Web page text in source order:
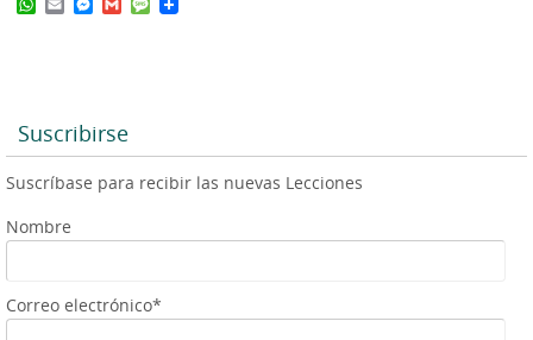
p e
r
Suscribirse
Suscríbase para recibir las nuevas Lecciones
Nombre
Correo electrónico*